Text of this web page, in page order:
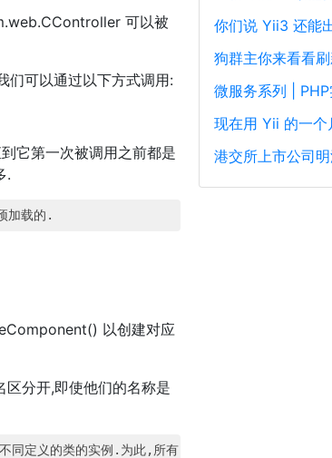
可以被
们可以通过以下方式调用:
它第一次被调用之前都是
.
以创建对应
分开,即使他们的名称是
不同定义的类的实例.为此,所有 Yii 框架类都以字母
你们说 Yii3 还能
狗群主你来看看